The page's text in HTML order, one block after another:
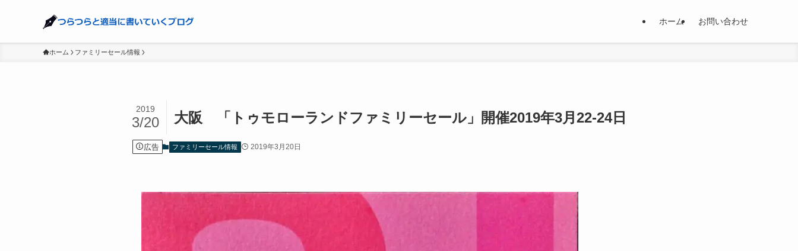
ホーム お問い合わせ
ホーム ファミリーセール情報
大阪 「トゥモローランドファミリーセール」開催2019年3月22-24日
2019
3/20
広告 ファミリーセール情報 2019年3月20日